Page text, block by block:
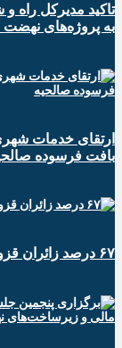
تاکید مدیرکل
به پروژه‌های
ارتقای خدمات
بافت فرسوده
۶۷ درصد زائران قزوینی از مرز مهران به استان بازگشتند